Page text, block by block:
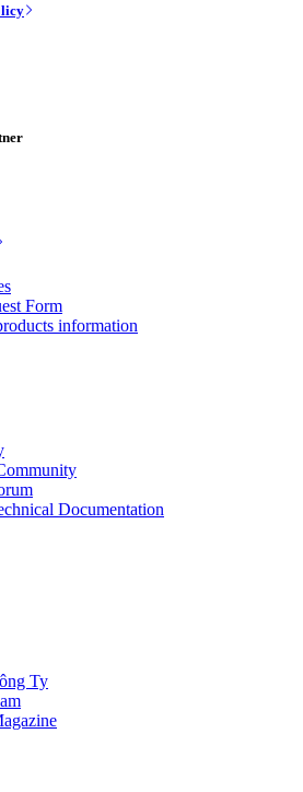
Form
information
Documentation
Ty